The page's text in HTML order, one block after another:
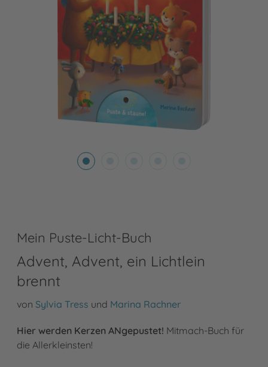
Mein Puste-Licht-Buch
Advent, Advent, ein Lichtlein
brennt
von Sylvia Tress und Marina Rachner
Hier werden Kerzen ANgepustet! Mitmach-Buch für
die Allerkleinsten!